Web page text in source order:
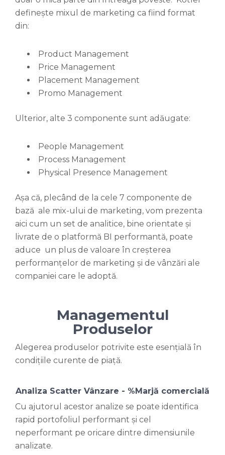
definește mixul de marketing ca fiind format
din:
Product Management
Price Management
Placement Management
Promo Management
Ulterior, alte 3 componente sunt adăugate:
People Management
Process Management
Physical Presence Management
Așa că, plecând de la cele 7 componente de
bază ale mix-ului de marketing, vom prezenta
aici cum un set de analitice, bine orientate și
livrate de o platformă BI performantă, poate
aduce un plus de valoare în creșterea
performanțelor de marketing și de vânzări ale
companiei care le adoptă.
Managementul
Produselor
Alegerea produselor potrivite este esențială în
condițiile curente de piață.
Analiza Scatter Vânzare - %Marjă comercială
Cu ajutorul acestor analize se poate identifica
rapid portofoliul performant și cel
neperformant pe oricare dintre dimensiunile
analizate.